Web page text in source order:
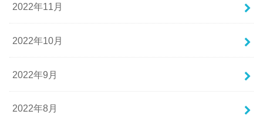
2022年11月
2022年10月
2022年9月
2022年8月